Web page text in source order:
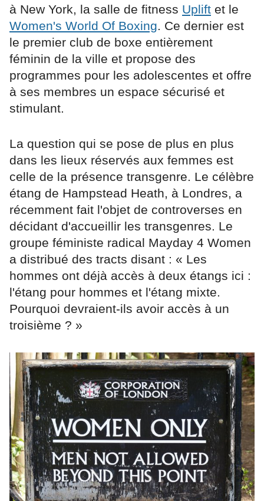
à New York, la salle de fitness Uplift et le
Women's World Of Boxing. Ce dernier est
le premier club de boxe entièrement
féminin de la ville et propose des
programmes pour les adolescentes et offre
à ses membres un espace sécurisé et
stimulant.
La question qui se pose de plus en plus
dans les lieux réservés aux femmes est
celle de la présence transgenre. Le célèbre
étang de Hampstead Heath, à Londres, a
récemment fait l'objet de controverses en
décidant d'accueillir les transgenres. Le
groupe féministe radical Mayday 4 Women
a distribué des tracts disant : « Les
hommes ont déjà accès à deux étangs ici :
l'étang pour hommes et l'étang mixte.
Pourquoi devraient-ils avoir accès à un
troisième ? »